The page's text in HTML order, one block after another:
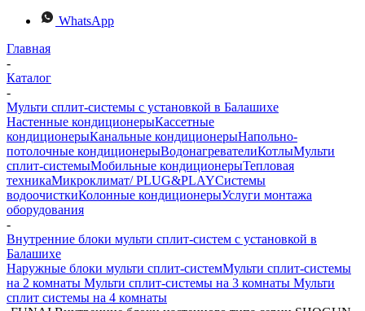
WhatsApp
Главная
-
Каталог
-
Мульти сплит-системы с установкой в Балашихе
Настенные кондиционерыКассетные
кондиционерыКанальные кондиционерыНапольно-
потолочные кондиционерыВодонагревателиКотлыМульти
сплит-системыМобильные кондиционерыТепловая
техникаМикроклимат/ PLUG&PLAYСистемы
водоочисткиКолонные кондиционерыУслуги монтажа
оборудования
-
Внутренние блоки мульти сплит-систем с установкой в
Балашихе
Наружные блоки мульти сплит-системМульти сплит-системы
на 2 комнаты Мульти сплит-системы на 3 комнаты Мульти
сплит системы на 4 комнаты